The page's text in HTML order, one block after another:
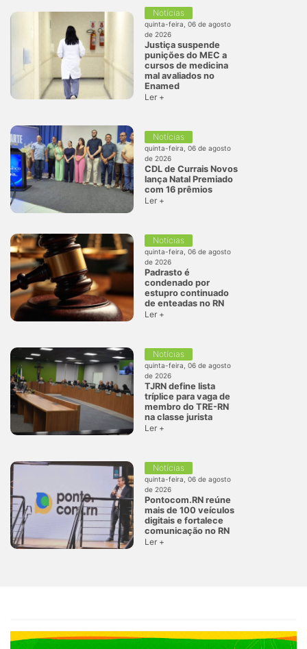
Notícias
quinta-feira, 06 de agosto
de 2026
Justiça suspende
punições do MEC a
cursos de medicina
mal avaliados no
Enamed
Ler +
Notícias
quinta-feira, 06 de agosto
de 2026
CDL de Currais Novos
lança Natal Premiado
com 16 prêmios
Ler +
Notícias
quinta-feira, 06 de agosto
de 2026
Padrasto é
condenado por
estupro continuado
de enteadas no RN
Ler +
Notícias
quinta-feira, 06 de agosto
de 2026
TJRN define lista
tríplice para vaga de
membro do TRE-RN
na classe jurista
Ler +
Notícias
quinta-feira, 06 de agosto
de 2026
Pontocom.RN reúne
mais de 100 veículos
digitais e fortalece
comunicação no RN
Ler +